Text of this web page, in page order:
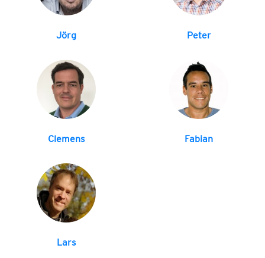
Jörg Peter
Clemens Fabian
Lars